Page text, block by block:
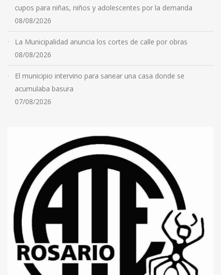
cupos para niñas, niños y adolescentes por la demanda
08/08/2026
La Municipalidad anuncia los cortes de calle por obras
08/08/2026
El municipio intervino para sanear una casa donde se
acumulaba basura
07/08/2026